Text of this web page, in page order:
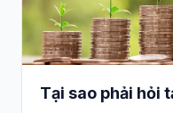
Tại sao phải hỏi